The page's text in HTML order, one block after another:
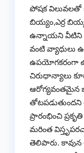
పోషక విలువలతో
బియ్యం,ఎర్ర
ఉన్నాయని వీటిని
వంటి వ్యాధులు
ఉపయోగకరంగా
చిరుధాన్యాలు
ఆరోగ్యవంతమైన
ప్రారంభించి
మరింత
తెలిపారు. కావున